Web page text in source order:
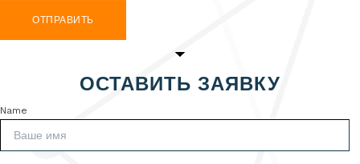
ОТПРАВИТЬ
ОСТАВИТЬ ЗАЯВКУ
Name